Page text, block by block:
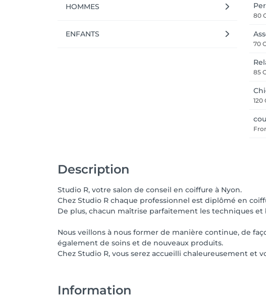
HOMMES
ENFANTS
80
70
85
120
Description
Studio R, votre salon de conseil en coiffure à Nyon.
Chez Studio R chaque professionnel est diplômé en
De plus, chacun maîtrise parfaitement les techniques
Nous veillons à nous former de manière continue, de
également de soins et de nouveaux produits.
Chez Studio R, vous serez accueilli chaleureusement et
Information